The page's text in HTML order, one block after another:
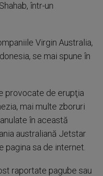
într-un
Virgin Australia,
se mai spune în
provocate de erupţia
mai multe zboruri
în această
australiană Jetstar
pagina sa de internet.
raportate pagube sau